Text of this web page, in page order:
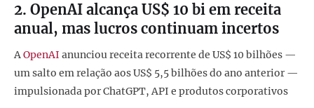
2. OpenAI alcança US$ 10 bi em receita
anual, mas lucros continuam incertos
AOpenAI anunciou receita recorrente de US$ 10 bilhões —
um salto em relação aos US$ 5,5 bilhões do ano anterior —
impulsionada por ChatGPT, API e produtos corporativos